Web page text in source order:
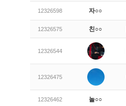
12326598 자○○
12326575 친○○
12326544
12326475
12326462 놀○○